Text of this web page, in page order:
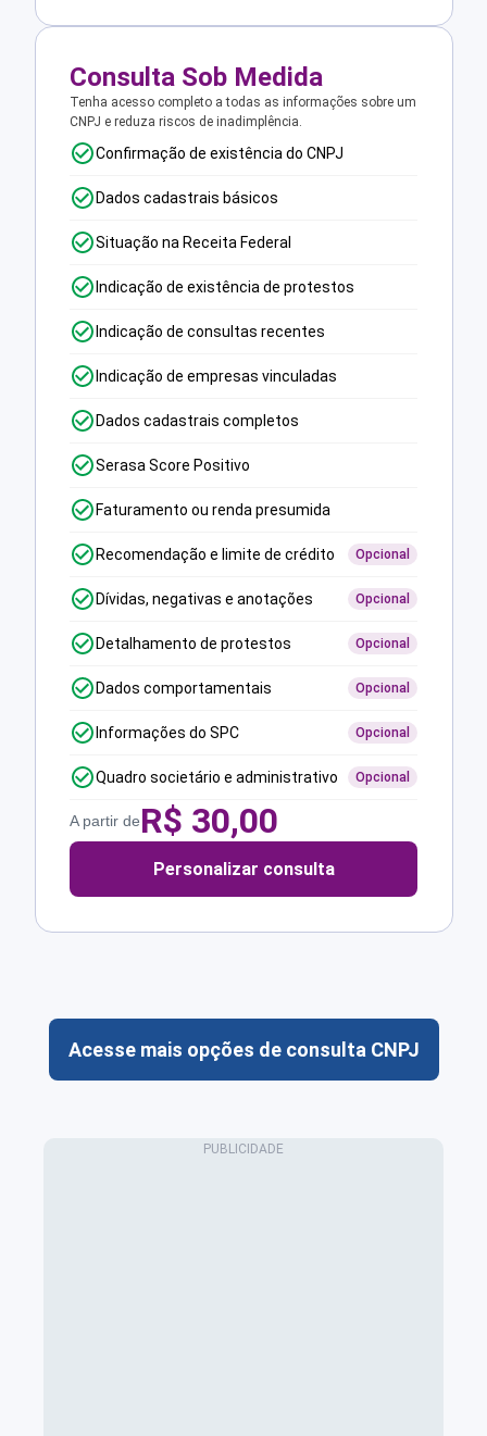
Consulta Sob Medida
Tenha acesso completo a todas as informações sobre um
CNPJ e reduza riscos de inadimplência.
Confirmação de existência do CNPJ
Dados cadastrais básicos
Situação na Receita Federal
Indicação de existência de protestos
Indicação de consultas recentes
Indicação de empresas vinculadas
Dados cadastrais completos
Serasa Score Positivo
Faturamento ou renda presumida
Recomendação e limite de crédito Opcional
Dívidas, negativas e anotações Opcional
Detalhamento de protestos Opcional
Dados comportamentais Opcional
Informações do SPC Opcional
Quadro societário e administrativo Opcional
A partir deR$ 30,00
Personalizar consulta
Acesse mais opções de consulta CNPJ